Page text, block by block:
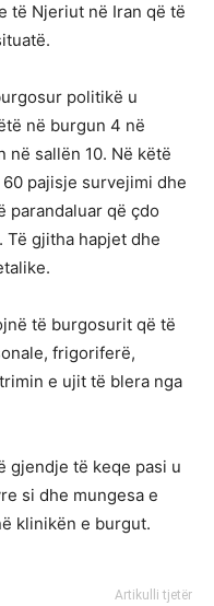
të Njeriut në Iran që të
politikë u
në burgun 4 në
në sallën 10. Në këtë
pajisje survejimi dhe
parandaluar që çdo
gjitha hapjet dhe
të burgosurit që të
frigoriferë,
e ujit të blera nga
gjendje të keqe pasi u
si dhe mungesa e
klinikën e burgut.
Artikulli tjetër